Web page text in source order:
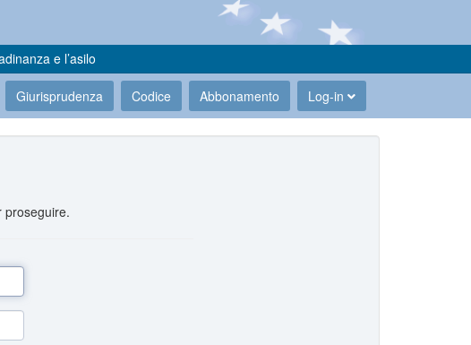
e l’asilo
Giurisprudenza Codice Abbonamento Log-in
proseguire.